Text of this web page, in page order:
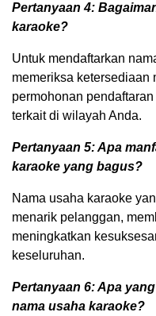
Pertanyaan 4:
karaoke?
Untuk mendaftarkan
memeriksa ketersediaan
permohonan
terkait di wilayah Anda.
Pertanyaan 5: Apa
karaoke yang bagus?
Nama usaha karaoke
menarik pelanggan,
meningkatkan
keseluruhan.
Pertanyaan 6: Apa
nama usaha karaoke?